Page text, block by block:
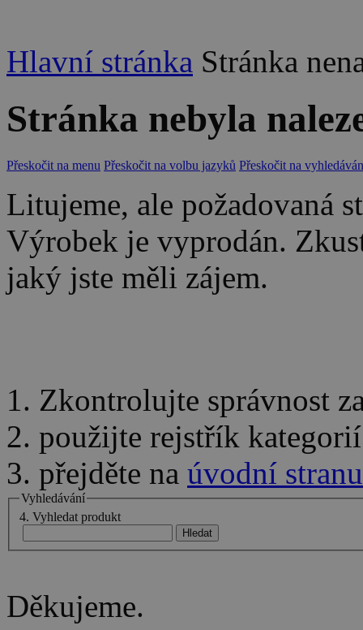
Hlavní stránka Stránka
Stránka nebyla
Přeskočit na menu Přeskočit na volbu jazyků Přeskočit na
Litujeme, ale požadovaná
Výrobek je vyprodán.
jaký jste měli zájem.
1. Zkontrolujte správnost
2. použijte rejstřík
3. přejděte na úvodní stranu
4. Vyhledat produkt
Vyhledávání
Děkujeme.